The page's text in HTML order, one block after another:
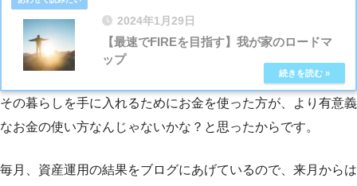
2024年1月29日
【最速でFIREを目指す】我が家のロードマ
ップ
その暮らしを手に入れるためにお金を使った方が、より有意義
なお金の使い方なんじゃないかな？と思ったからです。
毎月、資産運用の結果をブログにあげているので、来月からは